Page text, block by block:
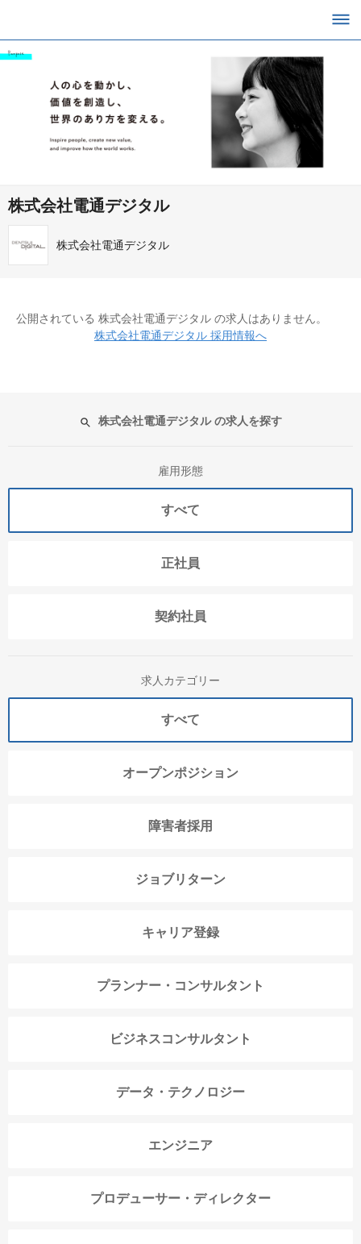
株式会社電通デジタル
株式会社電通デジタル
公開されている 株式会社電通デジタル の求人はありません。
株式会社電通デジタル 採用情報へ
株式会社電通デジタル の求人を探す
雇用形態
すべて
正社員
契約社員
求人カテゴリー
すべて
オープンポジション
障害者採用
ジョブリターン
キャリア登録
プランナー・コンサルタント
ビジネスコンサルタント
データ・テクノロジー
エンジニア
プロデューサー・ディレクター